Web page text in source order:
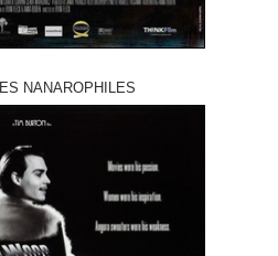
NANAROPHILES